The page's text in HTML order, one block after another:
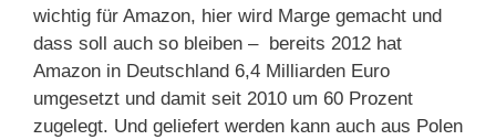
wichtig für Amazon, hier wird Marge gemacht und
dass soll auch so bleiben – bereits 2012 hat
Amazon in Deutschland 6,4 Milliarden Euro
umgesetzt und damit seit 2010 um 60 Prozent
zugelegt. Und geliefert werden kann auch aus Polen